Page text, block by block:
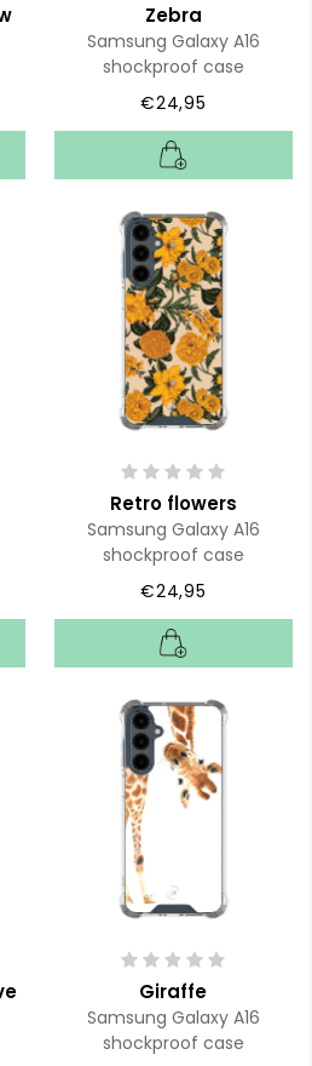
Zebra
Samsung Galaxy A16
shockproof case
€24,95
Retro flowers
Samsung Galaxy A16
shockproof case
€24,95
Giraffe
Samsung Galaxy A16
shockproof case